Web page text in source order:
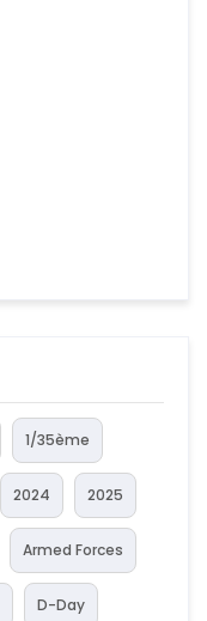
1/35ème
2024 2025
Armed Forces
D-Day